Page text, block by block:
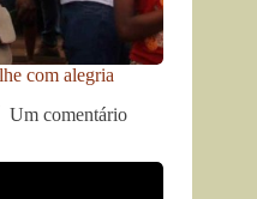
com alegria
Um comentário